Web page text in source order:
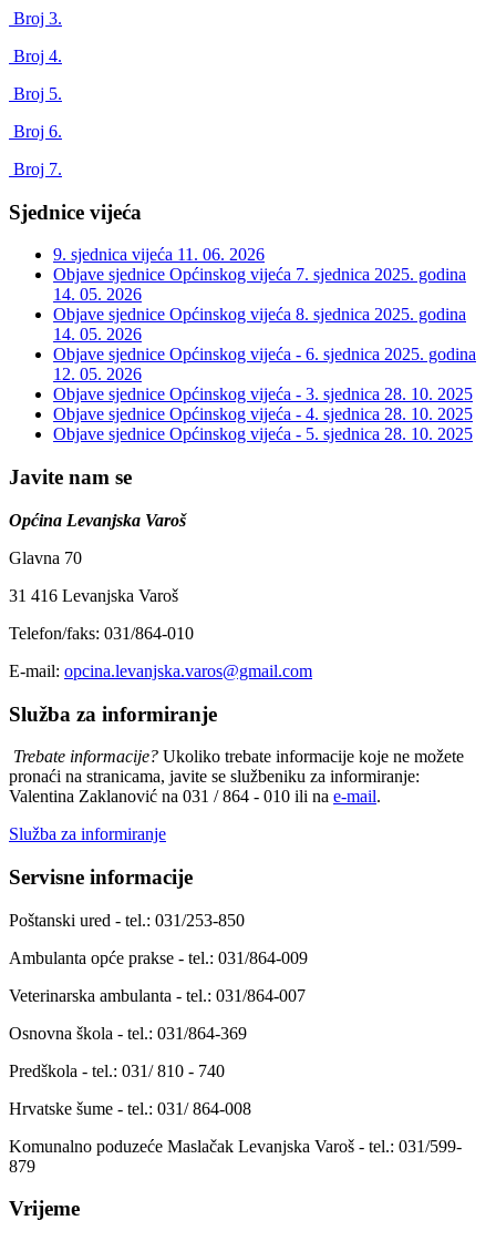
Broj 3.
Broj 4.
Broj 5.
Broj 6.
Broj 7.
Sjednice vijeća
9. sjednica vijeća 11. 06. 2026
Objave sjednice Općinskog vijeća 7. sjednica 2025. godina
14. 05. 2026
Objave sjednice Općinskog vijeća 8. sjednica 2025. godina
14. 05. 2026
Objave sjednice Općinskog vijeća - 6. sjednica 2025. godina
12. 05. 2026
Objave sjednice Općinskog vijeća - 3. sjednica 28. 10. 2025
Objave sjednice Općinskog vijeća - 4. sjednica 28. 10. 2025
Objave sjednice Općinskog vijeća - 5. sjednica 28. 10. 2025
Javite nam se
Općina Levanjska Varoš
Glavna 70
31 416 Levanjska Varoš
Telefon/faks: 031/864-010
E-mail: opcina.levanjska.varos@gmail.com
Služba za informiranje
Trebate informacije? Ukoliko trebate informacije koje ne možete
pronaći na stranicama, javite se službeniku za informiranje:
Valentina Zaklanović na 031 / 864 - 010 ili na e-mail.
Služba za informiranje
Servisne informacije
Poštanski ured - tel.: 031/253-850
Ambulanta opće prakse - tel.: 031/864-009
Veterinarska ambulanta - tel.: 031/864-007
Osnovna škola - tel.: 031/864-369
Predškola - tel.: 031/ 810 - 740
Hrvatske šume - tel.: 031/ 864-008
Komunalno poduzeće Maslačak Levanjska Varoš - tel.: 031/599-
879
Vrijeme